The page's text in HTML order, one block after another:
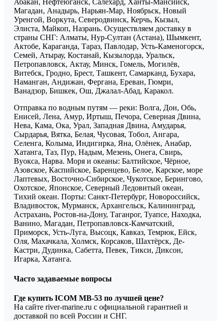
Абакан, Нефтеюганск, Салехард, Ханты-Мансийск,
Магадан, Анадырь, Нарьян-Мар, Ноябрьск, Новый
Уренгой, Воркута, Северодвинск, Керчь, Кызыл,
Элиста, Майкоп, Назрань. Осуществляем доставку в
страны СНГ: Алматы, Нур-Султан (Астана), Шымкент,
Актобе, Караганда, Тараз, Павлодар, Усть-Каменогорск,
Семей, Атырау, Костанай, Кызылорда, Уральск,
Петропавловск, Актау, Минск, Гомель, Могилёв,
Витебск, Гродно, Брест, Ташкент, Самарканд, Бухара,
Наманган, Андижан, Фергана, Ереван, Гюмри,
Ванадзор, Бишкек, Ош, Джалал-Абад, Каракол.
Отправка по водным путям — реки: Волга, Дон, Обь,
Енисей, Лена, Амур, Иртыш, Печора, Северная Двина,
Нева, Кама, Ока, Урал, Западная Двина, Амударья,
Сырдарья, Вятка, Белая, Чусовая, Тобол, Ангара,
Селенга, Колыма, Индигирка, Яна, Олёнек, Анабар,
Хатанга, Таз, Пур, Надым, Мезень, Онега, Свирь,
Вуокса, Нарва. Моря и океаны: Балтийское, Чёрное,
Азовское, Каспийское, Баренцево, Белое, Карское, море
Лаптевых, Восточно-Сибирское, Чукотское, Берингово,
Охотское, Японское, Северный Ледовитый океан,
Тихий океан. Порты: Санкт-Петербург, Новороссийск,
Владивосток, Мурманск, Архангельск, Калининград,
Астрахань, Ростов-на-Дону, Таганрог, Туапсе, Находка,
Ванино, Магадан, Петропавловск-Камчатский,
Приморск, Усть-Луга, Высоцк, Кавказ, Темрюк, Ейск,
Оля, Махачкала, Холмск, Корсаков, Шахтёрск, Де-
Кастри, Дудинка, Сабетта, Певек, Тикси, Диксон,
Игарка, Хатанга.
Часто задаваемые вопросы
Где купить ICOM MB-53 по лучшей цене?
На сайте river-marine.ru с официальной гарантией и
доставкой по всей России и СНГ.